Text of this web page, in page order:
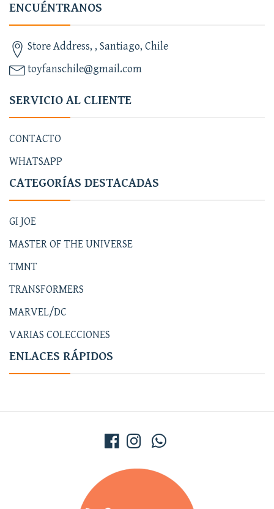
ENCUÉNTRANOS
Store Address, , Santiago, Chile
toyfanschile@gmail.com
SERVICIO AL CLIENTE
CONTACTO
WHATSAPP
CATEGORÍAS DESTACADAS
GI JOE
MASTER OF THE UNIVERSE
TMNT
TRANSFORMERS
MARVEL/DC
VARIAS COLECCIONES
ENLACES RÁPIDOS